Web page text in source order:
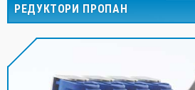
РЕДУКТОРИ ПРОПАН